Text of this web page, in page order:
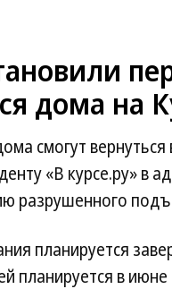
дома на
смогут вернуться
«В курсе.ру» в
разрушенного
планируется
планируется в